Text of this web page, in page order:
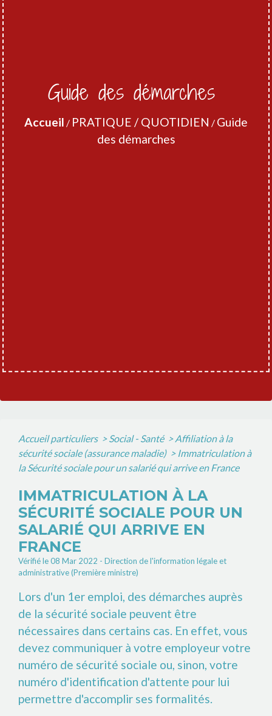
Guide des démarches
Accueil / PRATIQUE / QUOTIDIEN / Guide
des démarches
Accueil particuliers > Social - Santé > Affiliation à la
sécurité sociale (assurance maladie) > Immatriculation à
la Sécurité sociale pour un salarié qui arrive en France
IMMATRICULATION À LA
SÉCURITÉ SOCIALE POUR UN
SALARIÉ QUI ARRIVE EN
FRANCE
Vérifié le 08 Mar 2022 - Direction de l'information légale et
administrative (Première ministre)
Lors d'un 1er emploi, des démarches auprès
de la sécurité sociale peuvent être
nécessaires dans certains cas. En effet, vous
devez communiquer à votre employeur votre
numéro de sécurité sociale ou, sinon, votre
numéro d'identification d'attente pour lui
permettre d'accomplir ses formalités.